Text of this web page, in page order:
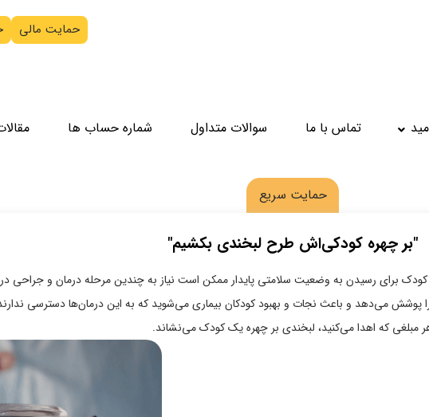
حمایت مالی
تماس با ما سوالات متداول شماره حساب ها
حمایت سریع
"بر چهره کودکی‌اش طرح لبخندی بکشیم"
برای رسیدن به وضعیت سلامتی پایدار ممکن است نیاز به چندین مرحله درمان و جراحی
پوشش می‌دهد و باعث نجات و بهبود کودکان بیماری می‌شوید که به این درمان‌ها دسترسی
مبلغی که اهدا می‌کنید، لبخندی بر چهره یک کودک می‌نشاند.